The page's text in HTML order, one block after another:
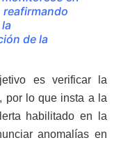
de la
es verificar la
por lo que insta a la
habilitado en la
anomalías en